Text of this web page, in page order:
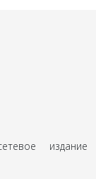
издание